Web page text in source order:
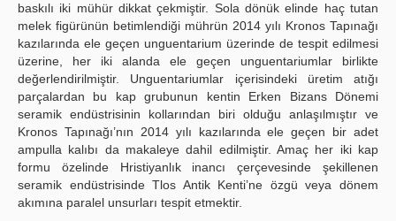
baskılı iki mühür dikkat çekmiştir. Sola dönük elinde haç tutan
melek figürünün betimlendiği mührün 2014 yılı Kronos Tapınağı
kazılarında ele geçen unguentarium üzerinde de tespit edilmesi
üzerine, her iki alanda ele geçen unguentariumlar birlikte
değerlendirilmiştir. Unguentariumlar içerisindeki üretim atığı
parçalardan bu kap grubunun kentin Erken Bizans Dönemi
seramik endüstrisinin kollarından biri olduğu anlaşılmıştır ve
Kronos Tapınağı’nın 2014 yılı kazılarında ele geçen bir adet
ampulla kalıbı da makaleye dahil edilmiştir. Amaç her iki kap
formu özelinde Hristiyanlık inancı çerçevesinde şekillenen
seramik endüstrisinde Tlos Antik Kenti’ne özgü veya dönem
akımına paralel unsurları tespit etmektir.